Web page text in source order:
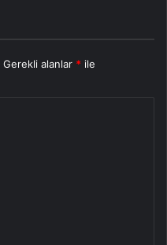
Gerekli alanlar * ile